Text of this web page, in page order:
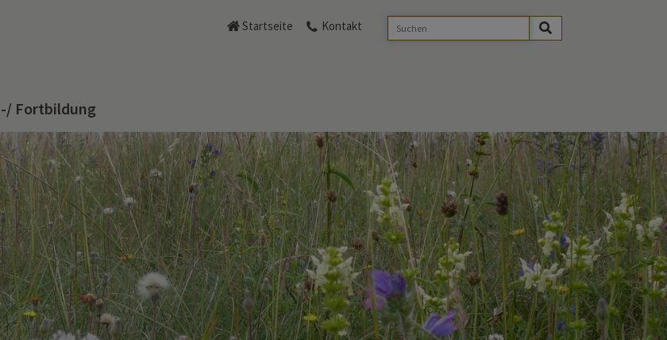
Startseite Kontakt
Fortbildung